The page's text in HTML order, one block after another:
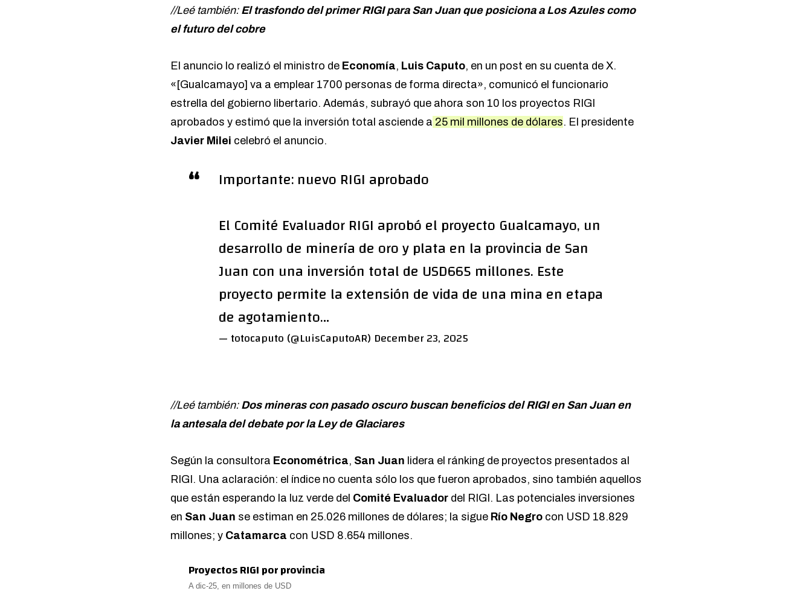
//Leé también: El trasfondo del primer RIGI para San Juan que posiciona a Los Azules como
el futuro del cobre
El anuncio lo realizó el ministro de Economía, Luis Caputo, en un post en su cuenta de X.
«[Gualcamayo] va a emplear 1700 personas de forma directa», comunicó el funcionario
estrella del gobierno libertario. Además, subrayó que ahora son 10 los proyectos RIGI
aprobados y estimó que la inversión total asciende a 25 mil millones de dólares. El presidente
Javier Milei celebró el anuncio.
Importante: nuevo RIGI aprobado
El Comité Evaluador RIGI aprobó el proyecto Gualcamayo, un
desarrollo de minería de oro y plata en la provincia de San
Juan con una inversión total de USD665 millones. Este
proyecto permite la extensión de vida de una mina en etapa
de agotamiento…
— totocaputo (@LuisCaputoAR) December 23, 2025
//Leé también: Dos mineras con pasado oscuro buscan beneficios del RIGI en San Juan en
la antesala del debate por la Ley de Glaciares
Según la consultora Econométrica, San Juan lidera el ránking de proyectos presentados al
RIGI. Una aclaración: el índice no cuenta sólo los que fueron aprobados, sino también aquellos
que están esperando la luz verde del Comité Evaluador del RIGI. Las potenciales inversiones
en San Juan se estiman en 25.026 millones de dólares; la sigue Río Negro con USD 18.829
millones; y Catamarca con USD 8.654 millones.
Proyectos RIGI por provincia
A dic-25, en millones de USD